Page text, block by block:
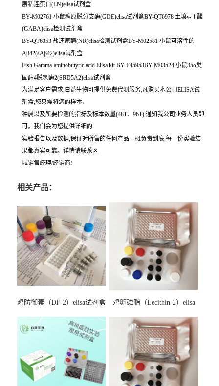
层粘连蛋白(LN)elisa试剂盒
BY-M02761 小鼠糖原脱分支酶(GDE)elisa试剂盒BY-QT6978 土壤γ-丁酸
(GABA)elisa检测试剂盒
BY-QT6353 盐还原酶(NR)elisa检测试剂盒BY-M02581 小鼠可溶性的
Aβ42(sAβ42)elisa试剂盒
Fish Gamma-aminobutyric acid Elisa kit BY-F45953BY-M03524 小鼠35α类
固醇4脱氢酶2(SRD5A2)elisa试剂盒
为满足客户需求,白益生物可提供免费代测服务,凡购买本公司ELISA试
剂盒,您只需将您的样本、
种属以及所要检测的指标及标本数量(48T、96T) 通知我公司业务人员即
可。我们会为您提供详细的
实验报告以及数据,保证对所售的任何产品一概负责到底,每一份实验结
果都真实可靠。详情请联系区
域销售经理/经销商!
相关产品：
鸡防御素（DF-2）elisa试剂盒
鸡卵磷脂（Lecithin-2）elisa